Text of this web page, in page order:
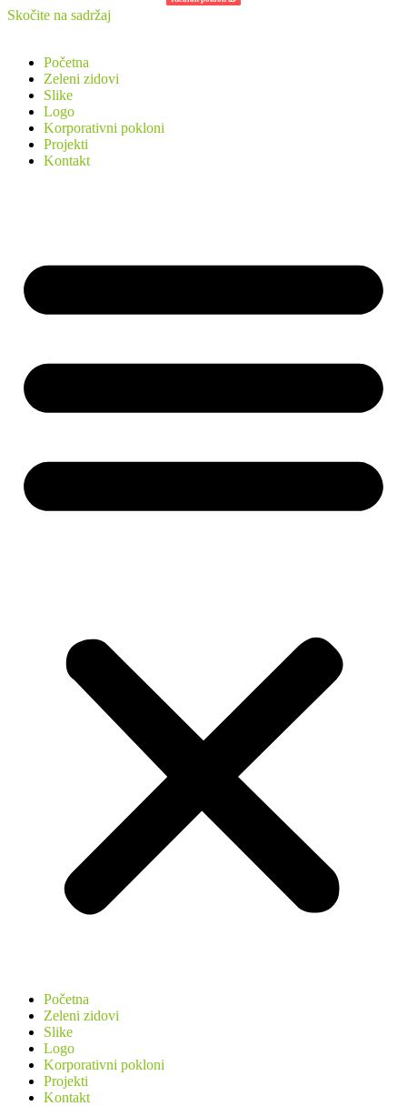
Skočite na sadržaj
Početna
Zeleni zidovi
Slike
Logo
Korporativni pokloni
Projekti
Kontakt
Početna
Zeleni zidovi
Slike
Logo
Korporativni pokloni
Projekti
Kontakt